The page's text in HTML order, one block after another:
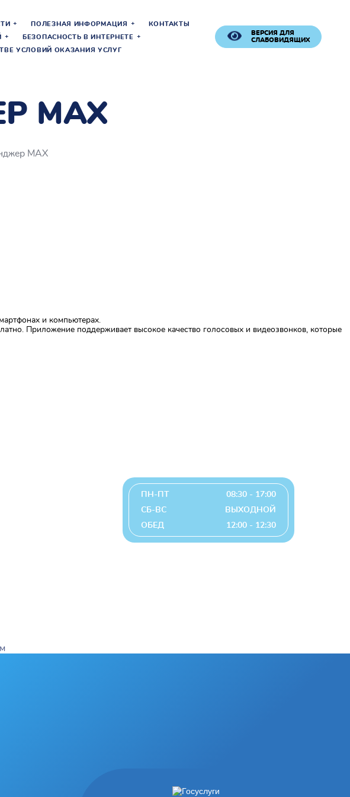
ПОЛЕЗНАЯ ИНФОРМАЦИЯ КОНТАКТЫ
БЕЗОПАСНОСТЬ В ИНТЕРНЕТЕ
УСЛОВИЙ ОКАЗАНИЯ УСЛУГ
ВЕРСИЯ ДЛЯ
СЛАБОВИДЯЩИХ
MAX
MAX
и компьютерах.
Приложение поддерживает высокое качество голосовых и видеозвонков, которые
ПН-ПТ
08:30 - 17:00
СБ-ВС
ВЫХОДНОЙ
ОБЕД
12:00 - 12:30